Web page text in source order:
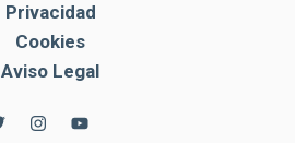
Privacidad
Cookies
Aviso Legal